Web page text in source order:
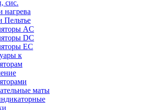
сис.
нагрева
Пельтье
AC
DC
EC
к
маты